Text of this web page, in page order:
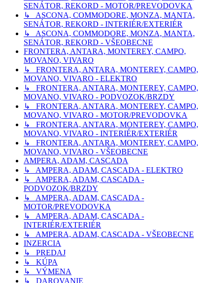
SENÁTOR, REKORD - MOTOR/PREVODOVKA
↳ ASCONA, COMMODORE, MONZA, MANTA,
SENÁTOR, REKORD - INTERIÉR/EXTERIÉR
↳ ASCONA, COMMODORE, MONZA, MANTA,
SENÁTOR, REKORD - VŠEOBECNE
FRONTERA, ANTARA, MONTEREY, CAMPO,
MOVANO, VIVARO
↳ FRONTERA, ANTARA, MONTEREY, CAMPO,
MOVANO, VIVARO - ELEKTRO
↳ FRONTERA, ANTARA, MONTEREY, CAMPO,
MOVANO, VIVARO - PODVOZOK/BRZDY
↳ FRONTERA, ANTARA, MONTEREY, CAMPO,
MOVANO, VIVARO - MOTOR/PREVODOVKA
↳ FRONTERA, ANTARA, MONTEREY, CAMPO,
MOVANO, VIVARO - INTERIÉR/EXTERIÉR
↳ FRONTERA, ANTARA, MONTEREY, CAMPO,
MOVANO, VIVARO - VŠEOBECNE
AMPERA, ADAM, CASCADA
↳ AMPERA, ADAM, CASCADA - ELEKTRO
↳ AMPERA, ADAM, CASCADA -
PODVOZOK/BRZDY
↳ AMPERA, ADAM, CASCADA -
MOTOR/PREVODOVKA
↳ AMPERA, ADAM, CASCADA -
INTERIÉR/EXTERIÉR
↳ AMPERA, ADAM, CASCADA - VŠEOBECNE
INZERCIA
↳ PREDAJ
↳ KÚPA
↳ VÝMENA
↳ DAROVANIE